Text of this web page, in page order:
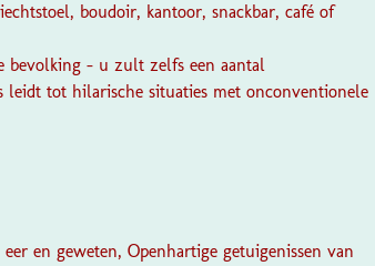
boudoir, kantoor, snackbar, café of
bevolking – u zult zelfs een aantal
leidt tot hilarische situaties met onconventionele
eer en geweten, Openhartige getuigenissen van